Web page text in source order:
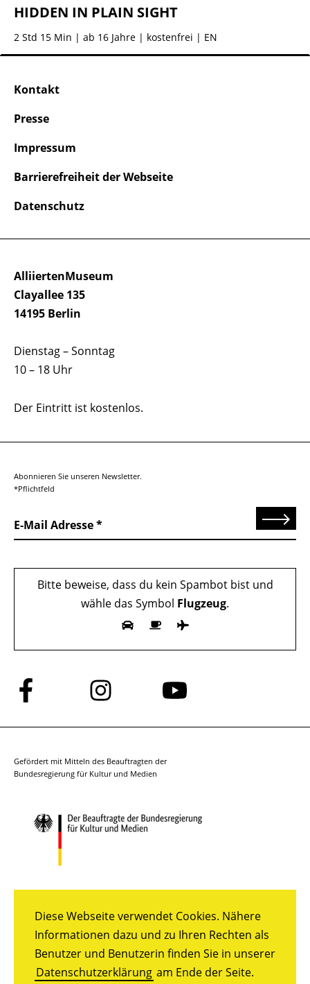
Diese Webseite verwendet Cookies. Nähere
Informationen dazu und zu Ihren Rechten als
Benutzer und Benutzerin finden Sie in unserer
Datenschutzerklärung am Ende der Seite.
HIDDEN IN PLAIN SIGHT
2 Std 15 Min | ab 16 Jahre | kostenfrei | EN
AlliiertenMuseum
Clayallee 135
14195 Berlin
Dienstag – Sonntag
10 – 18 Uhr
Der Eintritt ist kostenlos.
Kontakt
Presse
Impressum
Barrierefreiheit der Webseite
Datenschutz
Abonnieren Sie unseren Newsletter.
*Pflichtfeld
E-Mail Adresse Senden
Bitte beweise, dass du kein Spambot bist und
wähle das Symbol Flugzeug.
Folge
uns
auf
Folge
uns
auf
Folge
auf
Gefördert mit Mitteln des Beauftragten der
Bundesregierung für Kultur und Medien